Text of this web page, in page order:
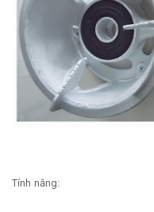
Tính năng: